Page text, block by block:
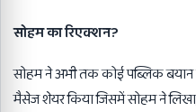
सोहम का रिएक्शन?
सोहम ने अभी तक कोई पब्लिक बयान
मैसेज शेयर किया जिसमें सोहम ने